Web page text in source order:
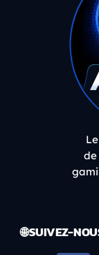
de
🌐 SUIVEZ-